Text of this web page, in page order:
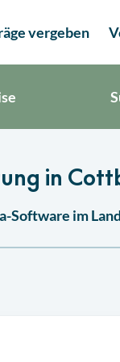
vergeben
in
Software im